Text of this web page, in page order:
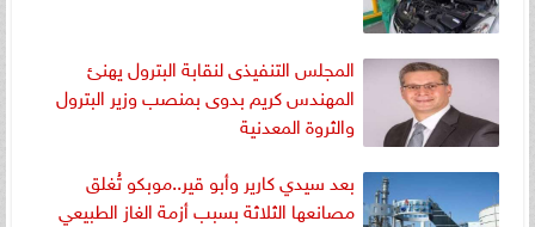
المجلس التنفيذى لنقابة البترول يهنئ
المهندس كريم بدوى بمنصب وزير البترول
والثروة المعدنية
بعد سيدي كارير وأبو قير..موبكو تُغلق
مصانعها الثلاثة بسبب أزمة الغاز الطبيعي